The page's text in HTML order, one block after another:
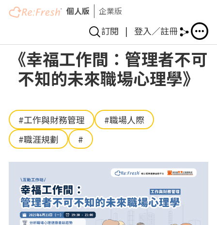
移
個人版 企業版
訂閱 | 登入／註冊
《幸福工作間：管理者不可
不知的未來職場心理學》
#工作與財務管理
#職場人際
#職涯規劃
#